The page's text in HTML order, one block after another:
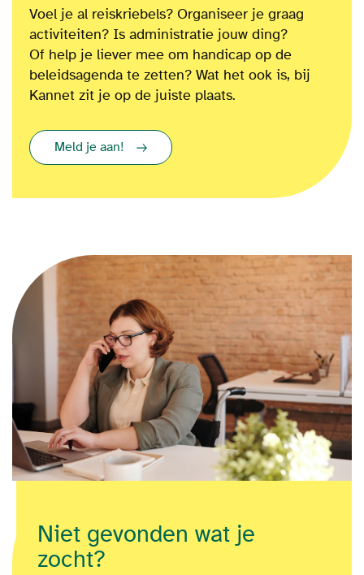
Voel je al reiskriebels? Organiseer je graag
activiteiten? Is administratie jouw ding?
Of help je liever mee om handicap op de
beleidsagenda te zetten? Wat het ook is, bij
Kannet zit je op de juiste plaats.
Meld je aan!
Niet gevonden wat je
zocht?